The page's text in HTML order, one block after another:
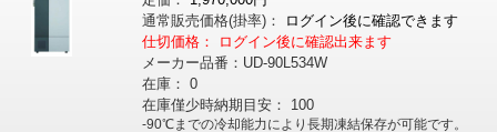
通常販売価格(掛率)：
ログイン後に確認できます
仕切価格：
ログイン後に確認出来ます
メーカー品番： UD-90L534W
在庫： 0
在庫僅少時納期目安：
100
-90℃までの冷却能力により長期凍結保存が可能です。